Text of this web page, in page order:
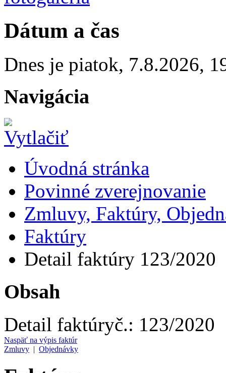
Dátum a čas
Dnes je piatok, 7.8.2026,
Navigácia
Úvodná stránka
Povinné zverejnovanie
Zmluvy, Faktúry,
Faktúry
Detail faktúry 123/2020
Obsah
Detail faktúryč.: 123/2020
Naspäť na výpis faktúr
Zmluvy | Objednávky